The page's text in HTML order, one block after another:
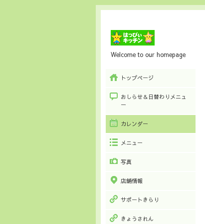
Welcome to our homepage
トップページ
おしらせ＆日替わりメニュ
ー
カレンダー
メニュー
写真
店舗情報
サポートきらり
きょうされん